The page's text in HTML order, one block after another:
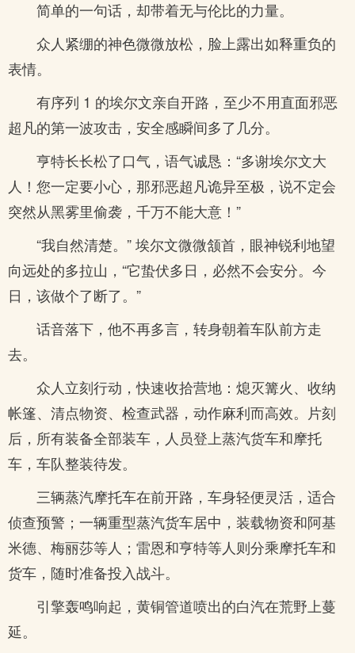
简单的一句话，却带着无与伦比的力量。
众人紧绷的神色微微放松，脸上露出如释重负的
表情。
有序列 1 的埃尔文亲自开路，至少不用直面邪恶
超凡的第一波攻击，安全感瞬间多了几分。
亨特长长松了口气，语气诚恳：“多谢埃尔文大
人！您一定要小心，那邪恶超凡诡异至极，说不定会
突然从黑雾里偷袭，千万不能大意！”
“我自然清楚。” 埃尔文微微颔首，眼神锐利地望
向远处的多拉山，“它蛰伏多日，必然不会安分。今
日，该做个了断了。”
话音落下，他不再多言，转身朝着车队前方走
去。
众人立刻行动，快速收拾营地：熄灭篝火、收纳
帐篷、清点物资、检查武器，动作麻利而高效。片刻
后，所有装备全部装车，人员登上蒸汽货车和摩托
车，车队整装待发。
三辆蒸汽摩托车在前开路，车身轻便灵活，适合
侦查预警；一辆重型蒸汽货车居中，装载物资和阿基
米德、梅丽莎等人；雷恩和亨特等人则分乘摩托车和
货车，随时准备投入战斗。
引擎轰鸣响起，黄铜管道喷出的白汽在荒野上蔓
延。